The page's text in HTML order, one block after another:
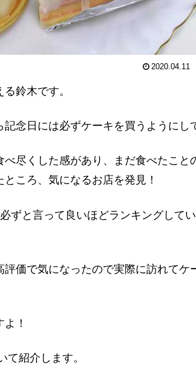
2020.04.11
鈴木です。
念日には必ずケーキを買うようにし
尽くした感があり、まだ食べたこと
ころ、気になるお店を発見！
ずと言って良いほどランキングして
価で気になったので実際に訪れてケ
！
て紹介します。